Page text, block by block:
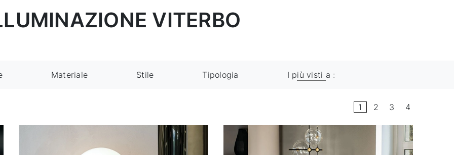
VITERBO
Materiale Stile Tipologia I più visti a :
1 2 3 4